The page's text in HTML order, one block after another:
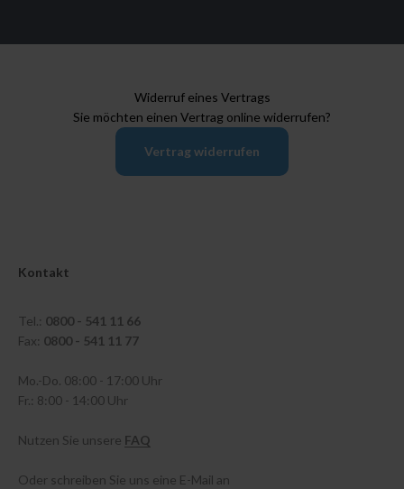
Widerruf eines Vertrags
Sie möchten einen Vertrag online widerrufen?
Vertrag widerrufen
Kontakt
Tel.: 0800 - 541 11 66
Fax: 0800 - 541 11 77
Mo.-Do. 08:00 - 17:00 Uhr
Fr.: 8:00 - 14:00 Uhr
Nutzen Sie unsere FAQ
Oder schreiben Sie uns eine E-Mail an